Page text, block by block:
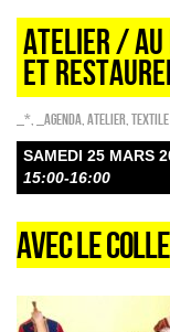
Atelier / AU
ET
_* _Agenda Atelier Textile
SAMEDI 25 MARS
15:00-16:00
AVEC LE